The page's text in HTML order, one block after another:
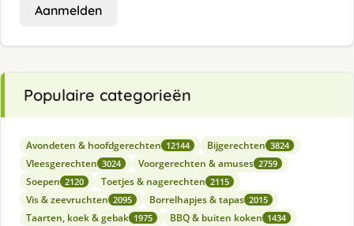
Aanmelden
Populaire categorieën
Avondeten & hoofdgerechten 12144 Bijgerechten 3824
Vleesgerechten 3024 Voorgerechten & amuses 2759
Soepen 2120 Toetjes & nagerechten 2115
Vis & zeevruchten 2095 Borrelhapjes & tapas 2015
Taarten, koek & gebak 1975 BBQ & buiten koken 1434